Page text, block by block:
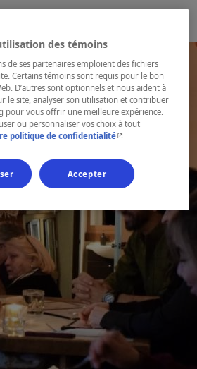
des témoins
de ses partenaires emploient des fichiers
Certains témoins sont requis pour le bon
D’autres sont optionnels et nous aident à
le site, analyser son utilisation et contribuer
pour vous offrir une meilleure expérience.
ou personnaliser vos choix à tout
politique de confidentialité- Cet hyperlien
Accepter